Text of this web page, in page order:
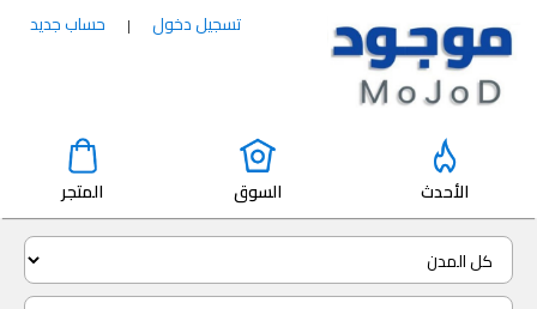
تسجيل دخول | حساب جديد
الأحدث السوق المتجر